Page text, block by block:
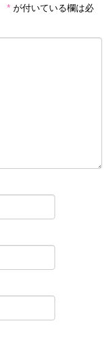
* が付いている欄は必